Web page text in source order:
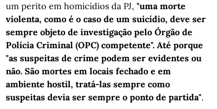
um perito em homicídios da PJ, "uma morte
violenta, como é o caso de um suicídio, deve ser
sempre objeto de investigação pelo Órgão de
Polícia Criminal (OPC) competente". Até porque
"as suspeitas de crime podem ser evidentes ou
não. São mortes em locais fechado e em
ambiente hostil, tratá-las sempre como
suspeitas devia ser sempre o ponto de partida".